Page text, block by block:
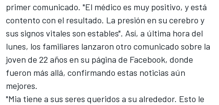
primer comunicado. "El médico es muy positivo, y está
contento con el resultado. La presión en su cerebro y
sus signos vitales son estables". Así, a última hora del
lunes, los familiares lanzaron otro comunicado sobre la
joven de 22 años en su página de Facebook, donde
fueron más allá, confirmando estas noticias aún
mejores.
"Mia tiene a sus seres queridos a su alrededor. Esto le